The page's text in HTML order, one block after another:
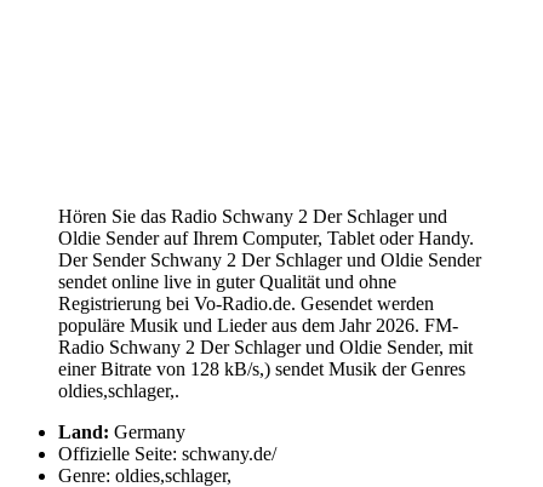
Hören Sie das Radio Schwany 2 Der Schlager und
Oldie Sender auf Ihrem Computer, Tablet oder Handy.
Der Sender Schwany 2 Der Schlager und Oldie Sender
sendet online live in guter Qualität und ohne
Registrierung bei Vo-Radio.de. Gesendet werden
populäre Musik und Lieder aus dem Jahr 2026. FM-
Radio Schwany 2 Der Schlager und Oldie Sender, mit
einer Bitrate von 128 kB/s,) sendet Musik der Genres
oldies,schlager,.
Land: Germany
Offizielle Seite: schwany.de/
Genre: oldies,schlager,